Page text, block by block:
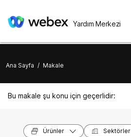
Yardım Merkezi
Ana Sayfa / Makale
Bu makale şu konu için geçerlidir:
Ürünler Sektörler